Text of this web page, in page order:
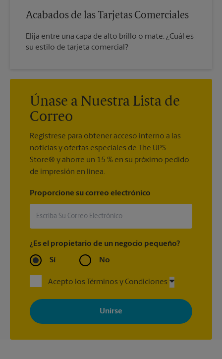
Acabados de las Tarjetas Comerciales
Elija entre una capa de alto brillo o mate. ¿Cuál es
su estilo de tarjeta comercial?
Únase a Nuestra Lista de
Correo
Regístrese para obtener acceso interno a las
noticias y ofertas especiales de The UPS
Store® y ahorre un 15 % en su próximo pedido
de impresión en línea.
Proporcione su correo electrónico
¿Es el propietario de un negocio pequeño?
Sí No
Acepto los Términos y Condiciones
Al registrarse, acepta recibir correos electrónicos de The UPS
Store con noticias, ofertas especiales, promociones y mensajes
adaptados a sus intereses. Puede darse de baja en cualquier
momento. Para más información, consulte nuestra política de